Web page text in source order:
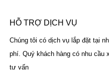
HỖ TRỢ DỊCH VỤ
Chúng tôi có dịch vụ lắp đặt tại
phí. Quý khách hàng có nhu
tư vấn